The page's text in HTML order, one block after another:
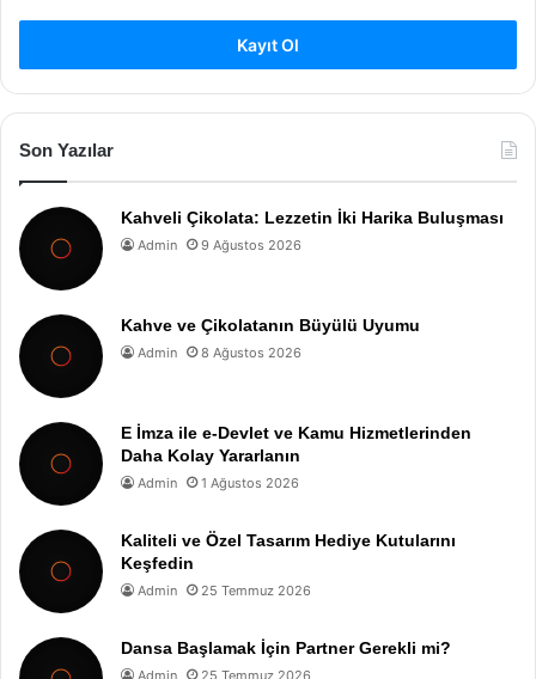
Kayıt Ol
Son Yazılar
Kahveli Çikolata: Lezzetin İki Harika Buluşması
Admin 9 Ağustos 2026
Kahve ve Çikolatanın Büyülü Uyumu
Admin 8 Ağustos 2026
E İmza ile e-Devlet ve Kamu Hizmetlerinden
Daha Kolay Yararlanın
Admin 1 Ağustos 2026
Kaliteli ve Özel Tasarım Hediye Kutularını
Keşfedin
Admin 25 Temmuz 2026
Dansa Başlamak İçin Partner Gerekli mi?
Admin 25 Temmuz 2026